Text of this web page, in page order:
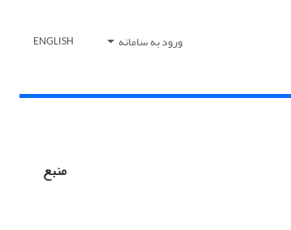
ورود به سامانه ENGLISH
منبع